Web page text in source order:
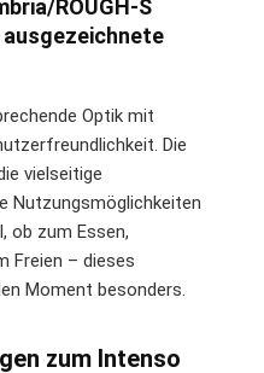
ROUGH-S
Optik mit
Die
vielseitige
Nutzungsmöglichkeiten
ob zum Essen,
Freien – dieses
Moment besonders.
zum Intenso